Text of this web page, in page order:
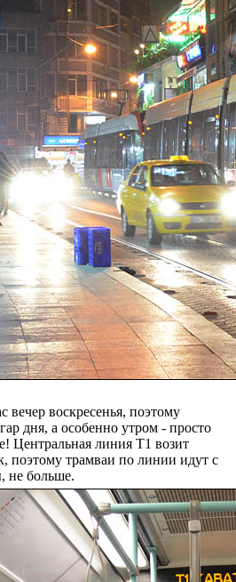
вечер воскресенья, поэтому
дня, а особенно утром - просто
Центральная линия Т1 возит
поэтому трамваи по линии идут с
не больше.